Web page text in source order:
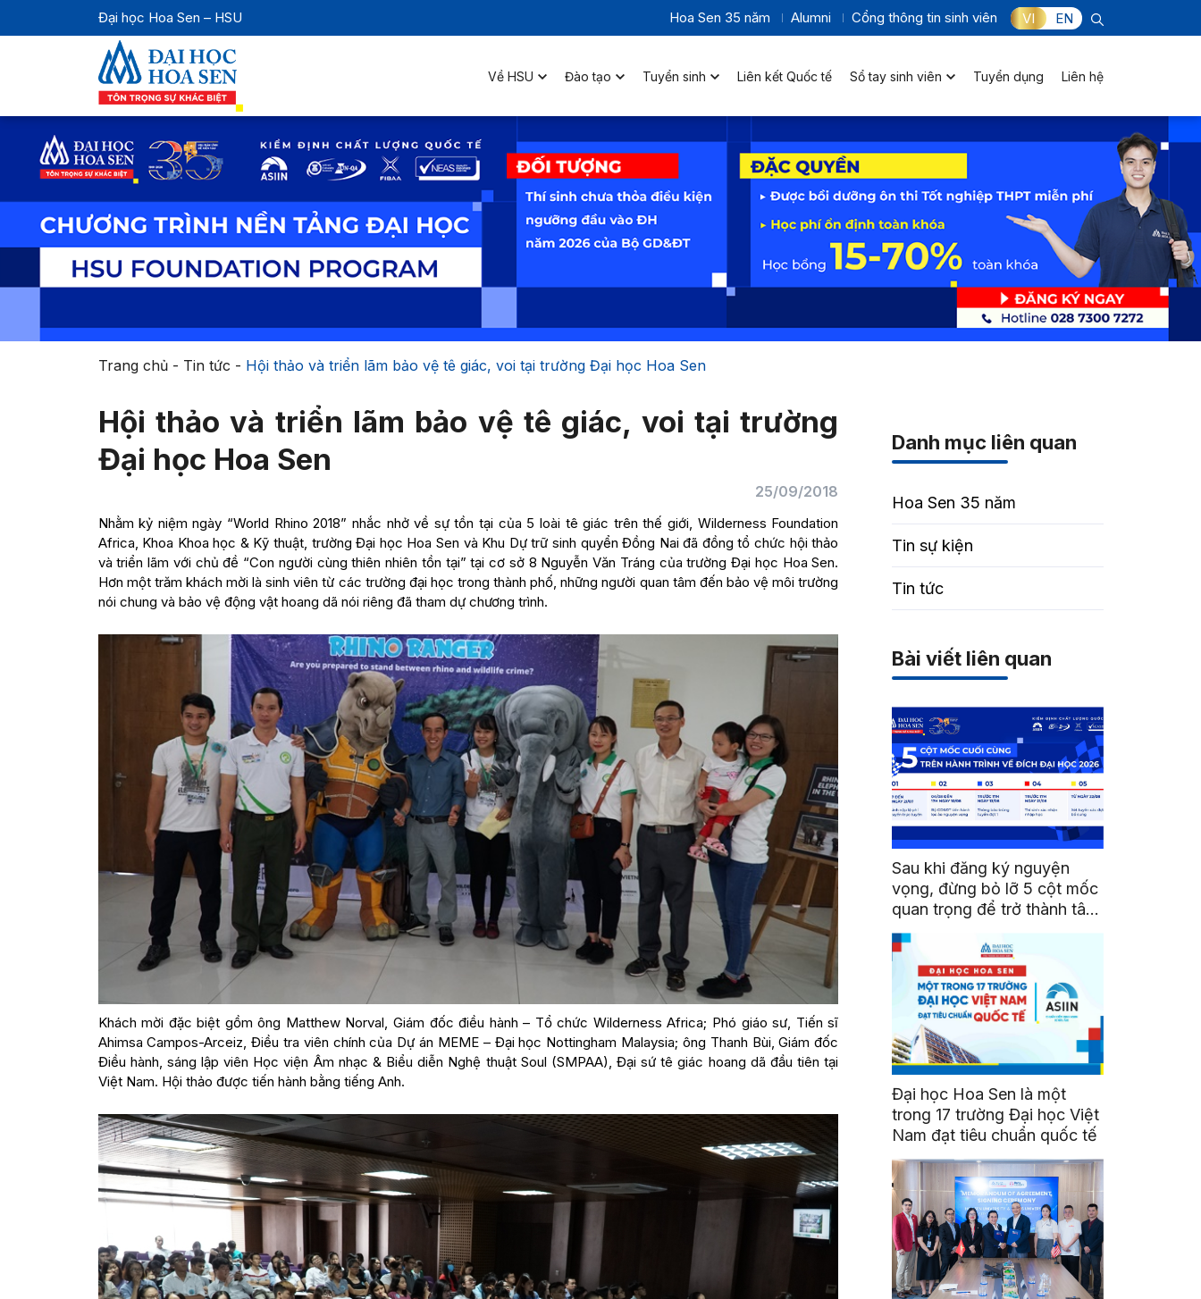
Đại học Hoa Sen – HSU Hoa Sen 35 năm Alumni Cổng thông tin sinh viên VI EN
Về HSU Đào tạo Tuyển sinh Liên kết Quốc tế Sổ tay sinh viên Tuyển dụng Liên hệ
Trang chủ- Tin tức - Hội thảo và triển lãm bảo vệ tê giác, voi tại trường Đại học Hoa Sen
Hội thảo và triển lãm bảo vệ tê giác, voi tại trường
Đại học Hoa Sen
25/09/2018
Nhằm kỷ niệm ngày “World Rhino 2018” nhắc nhở về sự tồn tại của 5 loài tê giác trên thế giới, Wilderness Foundation
Africa, Khoa Khoa học & Kỹ thuật, trường Đại học Hoa Sen và Khu Dự trữ sinh quyển Đồng Nai đã đồng tổ chức hội thảo
và triển lãm với chủ đề “Con người cùng thiên nhiên tồn tại” tại cơ sở 8 Nguyễn Văn Tráng của trường Đại học Hoa Sen.
Hơn một trăm khách mời là sinh viên từ các trường đại học trong thành phố, những người quan tâm đến bảo vệ môi trường
nói chung và bảo vệ động vật hoang dã nói riêng đã tham dự chương trình.
Khách mời đặc biệt gồm ông Matthew Norval, Giám đốc điều hành – Tổ chức Wilderness Africa; Phó giáo sư, Tiến sĩ
Ahimsa Campos-Arceiz, Điều tra viên chính của Dự án MEME – Đại học Nottingham Malaysia; ông Thanh Bùi, Giám đốc
Điều hành, sáng lập viên Học viện Âm nhạc & Biểu diễn Nghệ thuật Soul (SMPAA), Đại sứ tê giác hoang dã đầu tiên tại
Việt Nam. Hội thảo được tiến hành bằng tiếng Anh.
Danh mục liên quan
Hoa Sen 35 năm
Tin sự kiện
Tin tức
Bài viết liên quan
Sau khi đăng ký nguyện
vọng, đừng bỏ lỡ 5 cột mốc
quan trọng để trở thành tân
sinh viên HSU
Đại học Hoa Sen là một
trong 17 trường Đại học Việt
Nam đạt tiêu chuẩn quốc tế